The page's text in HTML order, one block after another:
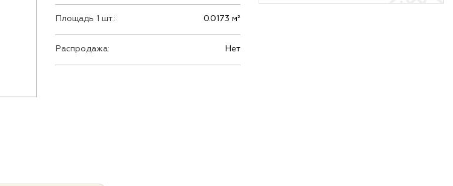
Площадь 1 шт.: 0.0173 м²
Распродажа: Нет